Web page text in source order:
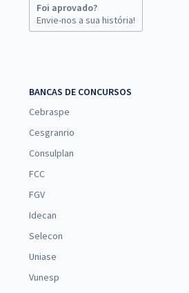
Foi aprovado?
Envie-nos a sua história!
BANCAS DE CONCURSOS
Cebraspe
Cesgranrio
Consulplan
FCC
FGV
Idecan
Selecon
Uniase
Vunesp